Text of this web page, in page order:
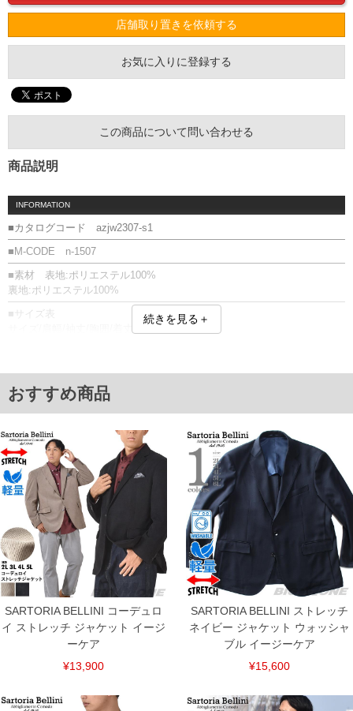
店舗取り置きを依頼する
お気に入りに登録する
この商品について問い合わせる
商品説明
INFORMATION
■カタログコード azjw2307-s1
■M-CODE n-1507
■素材 表地:ポリエステル100%
裏地:ポリエステル100%
■サイズ表
4L/54/64/136/78
5L/56/65/142/80
単位はcm
返品交換希望の方は、商品到着後1週間以内にご連絡ください。
下着(肌着)やワイシャツは商品の性質上、返品交換不可とさせて頂いております。予め
ご了承くださいませ。
※【ボトムの裾上げをご希望の場合】
裾上げ料金は500円+税となります。
備考欄に股下●cmとご記入下さい。（裾上げ無料対象商品は1本につき税込6,000円以
上の品が対象。1本5,999円以下の商品は有料（500円+税）となります。）
出荷まで約1週間～20日間程お時間を頂く場合がございます。
尚、裾上げした商品は返品・交換不可となりますので、予めご了承下さい。
一部、お直しに対応出来ない商品がございます。(例：裾にファスナーや調節ひもが付
いている、極端なデザインが施されている等)
※商品によって若干のサイズの誤差がございます。また、お客様がご使用の環境（コ
ンピュータ画面）によって、商品の色味が若干異なる場合がございます。予めご了承
※当店での掲載商品は、実店鋪と在庫を共用しておりますので店頭での売り違い、店
舗からのお取り寄せ等により、お客様にご迷惑をお掛けしてしまう場合がございま
連絡させて頂きますので予めご了承ください。
ITEM INTRODUCTION
続きを見る＋
おすすめ商品
SARTORIA BELLINI コーデュロ
イ ストレッチ ジャケット イージ
ーケア
¥13,900
SARTORIA BELLINI ストレッチ
ネイビー ジャケット ウォッシャ
ブル イージーケア
¥15,600